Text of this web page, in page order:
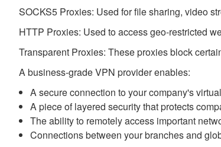
SOCKS5 Proxies: Used for file sharing, video
HTTP Proxies: Used to access geo-restricted
Transparent Proxies: These proxies block
A business-grade VPN provider enables:
A secure connection to your company's
A piece of layered security that protects
The ability to remotely access important
Connections between your branches and